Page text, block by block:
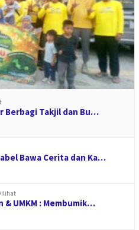
Berbagi Takjil dan Bu…
Bawa Cerita dan Ka…
UMKM : Membumik…